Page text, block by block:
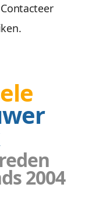
2004
Beheren